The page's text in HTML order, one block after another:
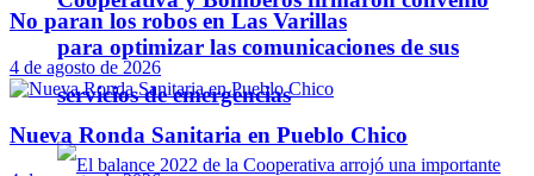
para optimizar las comunicaciones de sus
servicios de emergencias
No paran los robos en Las Varillas
4 de agosto de 2026
Nueva Ronda Sanitaria en Pueblo Chico